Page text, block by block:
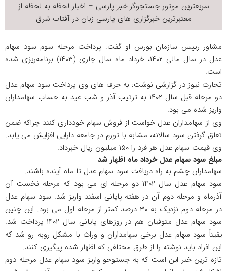
سریعترین موتور جستجوگرخبر پارسی – اخبار لحظه به لحظه از
معتبرترین خبرگزاری های پارسی زبان درآفتاب شرق
مشاور رییس سازمان بورس او گفت: پرداخت مرحله سوم سود سهام
عدل در سال مالی ۱۴۰۲، خرداد ماه سال جاری (۱۴۰۳) برنامه‌ریزی شده
است.
تجارت نیوز در گزارشی نوشت: به حرف های وی پرداخت سود سهام عدل
دو مرحله قبل سال ۱۴۰۲ به ترتیب آذر و شب عید به حساب سهامداران
واریز شده می بود.
وی از سهامداران عدل خواست از فروش سهام خودداری کنند چراکه ضمن
تعلق گرفتن سود سالانه، مشابه با تورم در جامعه دارایی افزایش می یابد.
وی قیمت سهام عدل هر فرد را ۱۵۰ میلیون ریال خبرداد.
مبلغ سود سهام عدل خرداد ماه اظهار شد
سهامداران چشم به راه دریافت سود سهام عدل تا ماه آینده باشند.
سود سهام عدل سال ۱۴۰۲ دو مرحله ای می بود که مرحله نخست آن
آذرماه و مرحله دوم آن در هفته پایانی اسفند واریز شد. سود سهام عدل
در مرحله دوم نزدیک به ۳۰ درصد کمتر از مرحله اول می بود. این چنین
سود سهام عدل متوفیان هم در روزهای پایانی سال ۱۴۰۲ پرداخت شد.
یقیناً سود سهام عدل برخی سهامداران و وراث با مشکل روبه رو شد که
این افراد باید نوشته را از طرق مختلفی که اظهار شده پیگیری کنند.
تازه ترین خبر این است که به جستوجو واریز سود سهام عدل مرحله دوم